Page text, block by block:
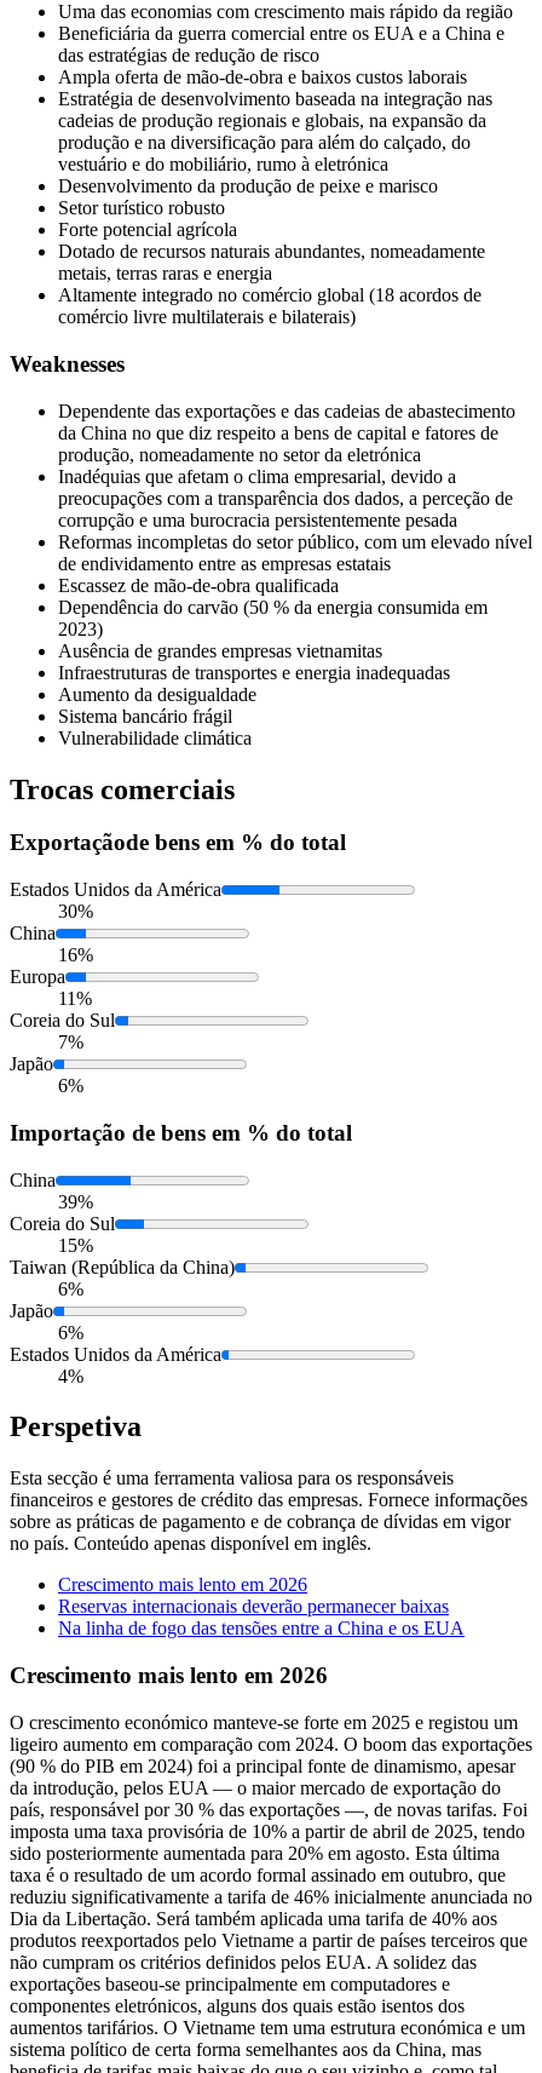
Uma das economias com crescimento mais rápido da região
Beneficiária da guerra comercial entre os EUA e a China e
das estratégias de redução de risco
Ampla oferta de mão-de-obra e baixos custos laborais
Estratégia de desenvolvimento baseada na integração nas
cadeias de produção regionais e globais, na expansão da
produção e na diversificação para além do calçado, do
vestuário e do mobiliário, rumo à eletrónica
Desenvolvimento da produção de peixe e marisco
Setor turístico robusto
Forte potencial agrícola
Dotado de recursos naturais abundantes, nomeadamente
metais, terras raras e energia
Altamente integrado no comércio global (18 acordos de
comércio livre multilaterais e bilaterais)
Weaknesses
Dependente das exportações e das cadeias de abastecimento
da China no que diz respeito a bens de capital e fatores de
produção, nomeadamente no setor da eletrónica
Inadéquias que afetam o clima empresarial, devido a
preocupações com a transparência dos dados, a perceção de
corrupção e uma burocracia persistentemente pesada
Reformas incompletas do setor público, com um elevado nível
de endividamento entre as empresas estatais
Escassez de mão-de-obra qualificada
Dependência do carvão (50 % da energia consumida em
2023)
Ausência de grandes empresas vietnamitas
Infraestruturas de transportes e energia inadequadas
Aumento da desigualdade
Sistema bancário frágil
Vulnerabilidade climática
Trocas comerciais
Exportaçãode bens em % do total
Estados Unidos da América
30%
China
16%
Europa
11%
Coreia do Sul
7%
Japão
6%
Importação de bens em % do total
China
39%
Coreia do Sul
15%
Taiwan (República da China)
6%
Japão
6%
Estados Unidos da América
4%
Perspetiva
Esta secção é uma ferramenta valiosa para os responsáveis
financeiros e gestores de crédito das empresas. Fornece informações
sobre as práticas de pagamento e de cobrança de dívidas em vigor
no país. Conteúdo apenas disponível em inglês.
Crescimento mais lento em 2026
Reservas internacionais deverão permanecer baixas
Na linha de fogo das tensões entre a China e os EUA
Crescimento mais lento em 2026
O crescimento económico manteve-se forte em 2025 e registou um
ligeiro aumento em comparação com 2024. O boom das exportações
(90 % do PIB em 2024) foi a principal fonte de dinamismo, apesar
da introdução, pelos EUA — o maior mercado de exportação do
país, responsável por 30 % das exportações —, de novas tarifas. Foi
imposta uma taxa provisória de 10% a partir de abril de 2025, tendo
sido posteriormente aumentada para 20% em agosto. Esta última
taxa é o resultado de um acordo formal assinado em outubro, que
reduziu significativamente a tarifa de 46% inicialmente anunciada no
Dia da Libertação. Será também aplicada uma tarifa de 40% aos
produtos reexportados pelo Vietname a partir de países terceiros que
não cumpram os critérios definidos pelos EUA. A solidez das
exportações baseou-se principalmente em computadores e
componentes eletrónicos, alguns dos quais estão isentos dos
aumentos tarifários. O Vietname tem uma estrutura económica e um
sistema político de certa forma semelhantes aos da China, mas